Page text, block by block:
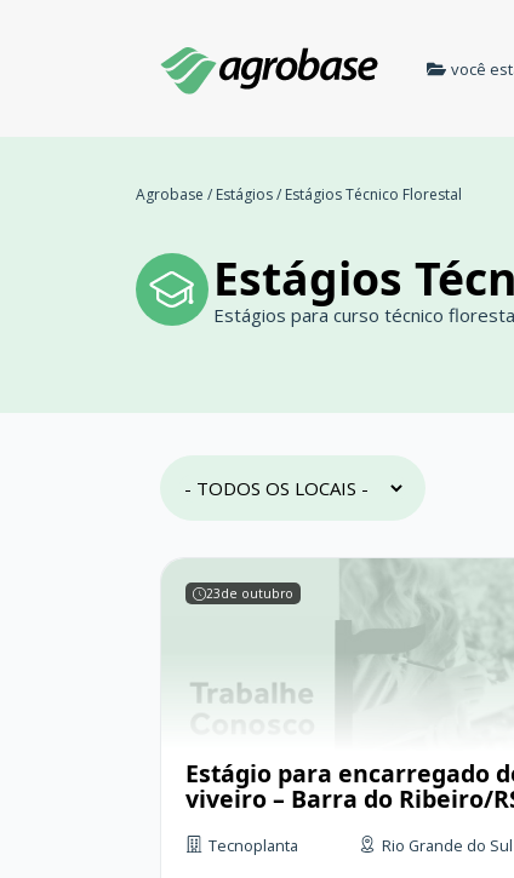
você
Agrobase / Estágios/ Estágios Técnico Florestal
Estágios
Estágios para curso técnico
23de outubro
Estágio para encarregado
viveiro – Barra do Ribeiro/
Tecnoplanta Rio Grande do Sul